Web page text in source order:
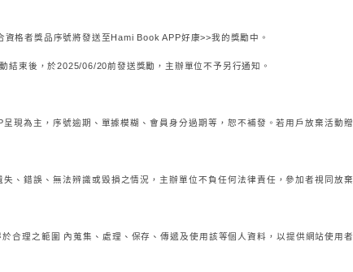
格者獎品序號將發送至Hami Book APP好康>>我的獎勵中。
結束後，於2025/06/20前發送獎勵，主辦單位不予另行通知。
現為主，序號逾期、單據模糊、會員身分過期等，恕不補發。若用戶放棄活動贈
、錯誤、無法辨識或毀損之情況，主辦單位不負任何法律責任，參加者視同放棄
合理之範圍 內蒐集、處理、保存、傳遞及使用該等個人資料，以提供網站使用者